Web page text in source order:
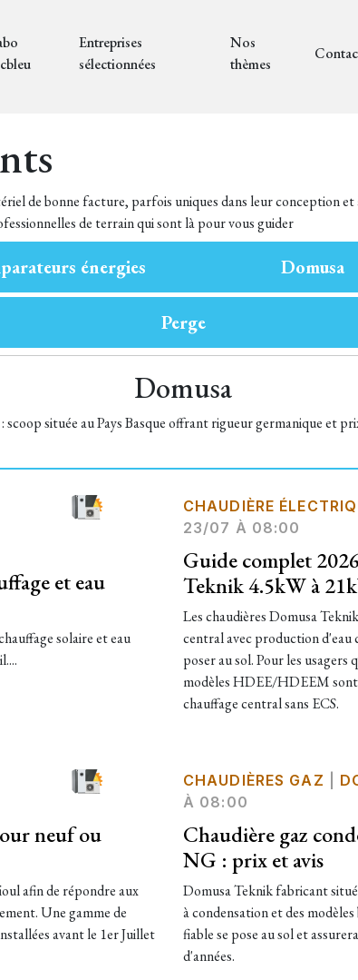
Entreprises
sélectionnées
Nos
thèmes
de bonne facture, parfois uniques dans leur conception et
de terrain qui sont là pour vous guider
énergies Domusa
Perge
Domusa
scoop située au Pays Basque offrant rigueur germanique et
et eau
solaire et eau
CHAUDIÈRE
23/07 À 08:00
Guide complet
Teknik 4.5kW à
Les chaudières Domusa
central avec production d'eau
poser au sol. Pour les
modèles HDEE/HDEEM sont
chauffage central sans ECS.
neuf ou
afin de répondre aux
Une gamme de
avant le 1er Juillet
CHAUDIÈRES GAZ
À 08:00
Chaudière gaz
NG : prix et avis
Domusa Teknik fabricant situé
à condensation et des
fiable se pose au sol et
d'années.